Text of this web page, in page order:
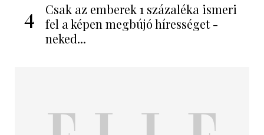
4
Csak az emberek 1 százaléka ismeri
fel a képen megbújó hírességet -
neked...